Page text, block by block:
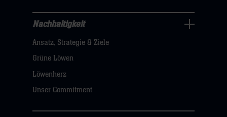
hier
Nachhaltigkeit
Navigation
öffnen,
dann
klicken
hier
Nachhaltigkeit
Ansatz, Strategie & Ziele
Grüne Löwen
Löwenherz
Unser Commitment